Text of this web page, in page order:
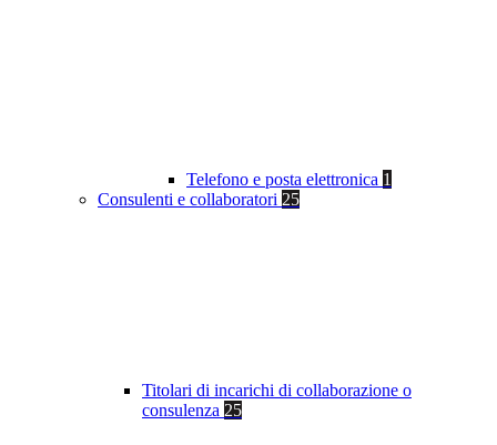
Telefono e posta elettronica 1
Consulenti e collaboratori 25
Titolari di incarichi di collaborazione o
consulenza 25